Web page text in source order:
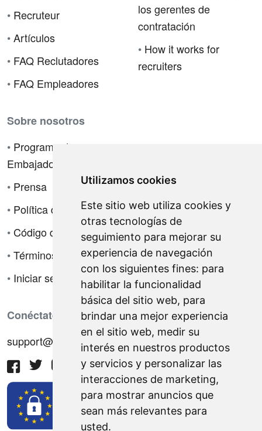
Utilizamos cookies
Este sitio web utiliza cookies y
otras tecnologías de
seguimiento para mejorar su
experiencia de navegación
con los siguientes fines: para
habilitar la funcionalidad
básica del sitio web, para
brindar una mejor experiencia
en el sitio web, medir su
interés en nuestros productos
y servicios y personalizar las
interacciones de marketing,
para mostrar anuncios que
sean más relevantes para
usted.
• Recruteur
•Artículos
• FAQ Reclutadores
• FAQ Empleadores
los gerentes de
contratación
• How it works for
recruiters
Sobre nosotros
• Programa de
Embajadores
• Prensa
• Política de privacidad
• Código de ética
•Términos de venta
• Iniciar sesión
Conéctate con nosotros
support@hiringnotes.com